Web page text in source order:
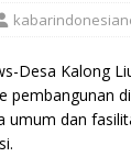
Desa Kalong
pembangunan
umum dan